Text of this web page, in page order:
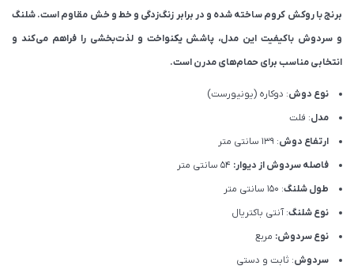
برنج با روکش کروم ساخته شده و در برابر زنگ‌زدگی و خط و خش مقاوم است. شلنگ
و سردوش باکیفیت این مدل، پاشش یکنواخت و لذت‌بخشی را فراهم می‌کند و
انتخابی مناسب برای حمام‌های مدرن است.
نوع دوش: دوکاره (یونیورست)
مدل: فلت
ارتفاع دوش: 139 سانتی متر
فاصله سردوش از دیوار:
طول شلنگ: 150 سانتی متر
نوع شلنگ: آنتی باکتریال
نوع سردوش: مربع
سردوش: ثابت و دستی